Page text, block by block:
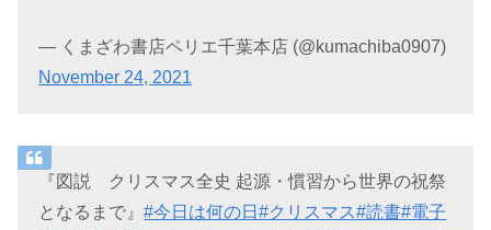
— くまざわ書店ペリエ千葉本店 (@kumachiba0907)
November 24, 2021
『図説 クリスマス全史 起源・慣習から世界の祝祭
となるまで』#今日は何の日#クリスマス#読書#電子